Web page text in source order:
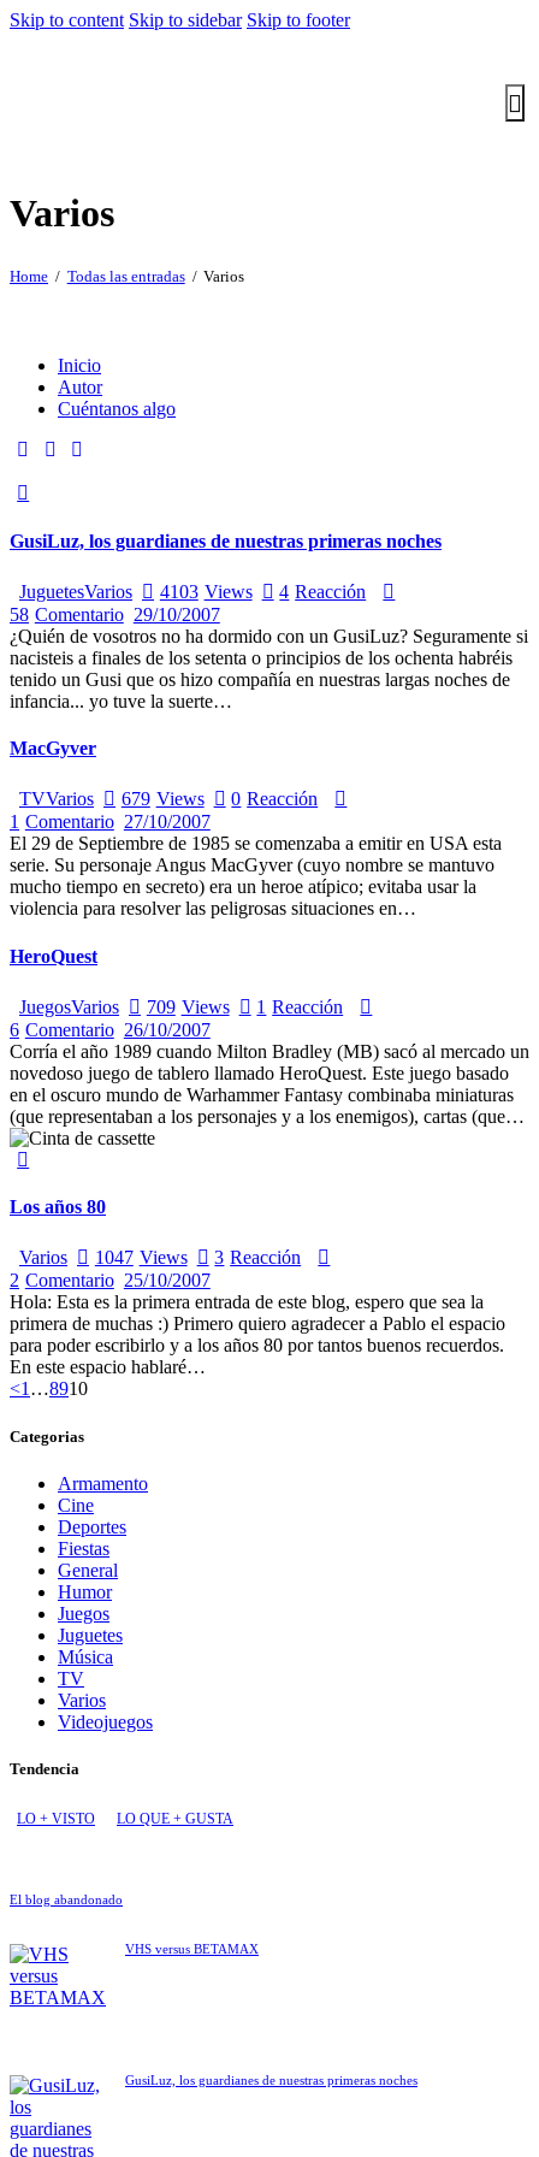
Skip to content Skip to sidebar Skip to footer
Varios
Home Todas las entradas Varios
Inicio
Autor
Cuéntanos algo
GusiLuz, los guardianes de nuestras primeras noches
JuguetesVarios 4103 Views 4 Reacción
58 Comentario 29/10/2007
¿Quién de vosotros no ha dormido con un GusiLuz? Seguramente si
nacisteis a finales de los setenta o principios de los ochenta habréis
tenido un Gusi que os hizo compañía en nuestras largas noches de
infancia... yo tuve la suerte…
MacGyver
TVVarios 679 Views 0 Reacción
1 Comentario 27/10/2007
El 29 de Septiembre de 1985 se comenzaba a emitir en USA esta
serie. Su personaje Angus MacGyver (cuyo nombre se mantuvo
mucho tiempo en secreto) era un heroe atípico; evitaba usar la
violencia para resolver las peligrosas situaciones en…
HeroQuest
JuegosVarios 709 Views 1 Reacción
6 Comentario 26/10/2007
Corría el año 1989 cuando Milton Bradley (MB) sacó al mercado un
novedoso juego de tablero llamado HeroQuest. Este juego basado
en el oscuro mundo de Warhammer Fantasy combinaba miniaturas
(que representaban a los personajes y a los enemigos), cartas (que…
Los años 80
Varios 1047 Views 3 Reacción
2 Comentario 25/10/2007
Hola: Esta es la primera entrada de este blog, espero que sea la
primera de muchas :) Primero quiero agradecer a Pablo el espacio
para poder escribirlo y a los años 80 por tantos buenos recuerdos.
En este espacio hablaré…
Paginación
de
<Page
1…Page
8Page
9Page
10
Categorias
Armamento
Cine
Deportes
Fiestas
General
Humor
Juegos
Juguetes
Música
TV
Varios
Videojuegos
Tendencia
LO + VISTO LO QUE + GUSTA
El blog abandonado
VHS versus BETAMAX
GusiLuz, los guardianes de nuestras primeras noches